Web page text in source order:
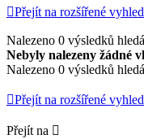
Přejít na rozšířené
Nalezeno 0 výsledků
Nebyly nalezeny žádné
Nalezeno 0 výsledků
Přejít na rozšířené
Přejít na